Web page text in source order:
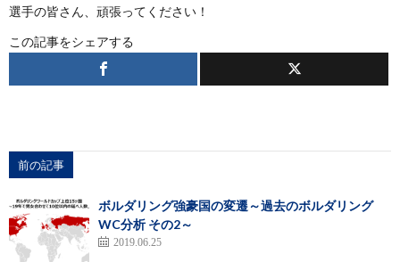
選手の皆さん、頑張ってください！
この記事をシェアする
前の記事
ボルダリング強豪国の変遷～過去のボルダリング
WC分析 その2～
2019.06.25